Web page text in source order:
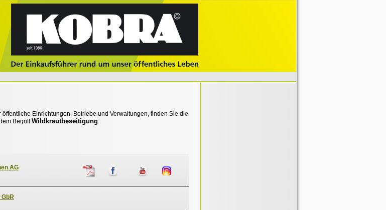
öffentliche Einrichtungen, Betriebe und Verwaltungen, finden Sie die
BegriffWildkrautbeseitigung.
AG